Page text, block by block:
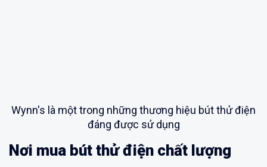
Wynn's là một trong những thương hiệu bút thử điện
đáng được sử dụng
Nơi mua bút thử điện chất lượng